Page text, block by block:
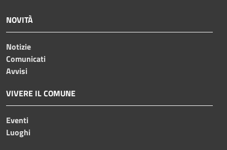
NOVITÀ
Notizie
Comunicati
Avvisi
VIVERE IL COMUNE
Eventi
Luoghi